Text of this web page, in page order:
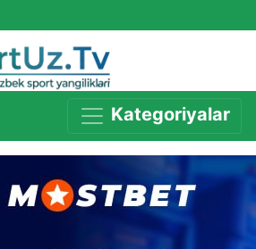
Kategoriyalar